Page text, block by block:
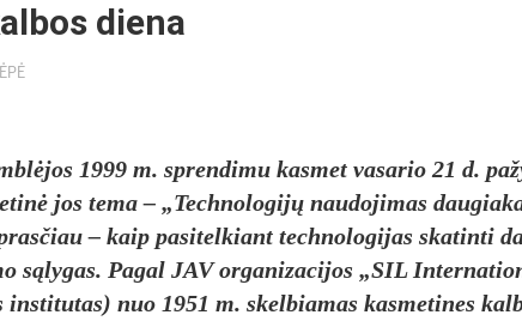
diena
1999 m. spren­di­mu kas­met va­sa­rio 21 d.
jos te­ma – „Tech­no­lo­gijų nau­do­ji­mas
– kaip pa­si­tel­kiant tech­no­lo­gi­jas ska­tin­ti
sąly­gas. Pa­gal JAV or­ga­ni­za­ci­jos „SIL
nuo 1951 m. skel­bia­mas kas­me­ti­nes